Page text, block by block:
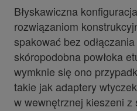
Błyskawiczna
rozwiązaniom
spakować bez
skóropodobna powłoka
wymknie się ono
takie jak adaptery
w wewnętrznej kieszeni z